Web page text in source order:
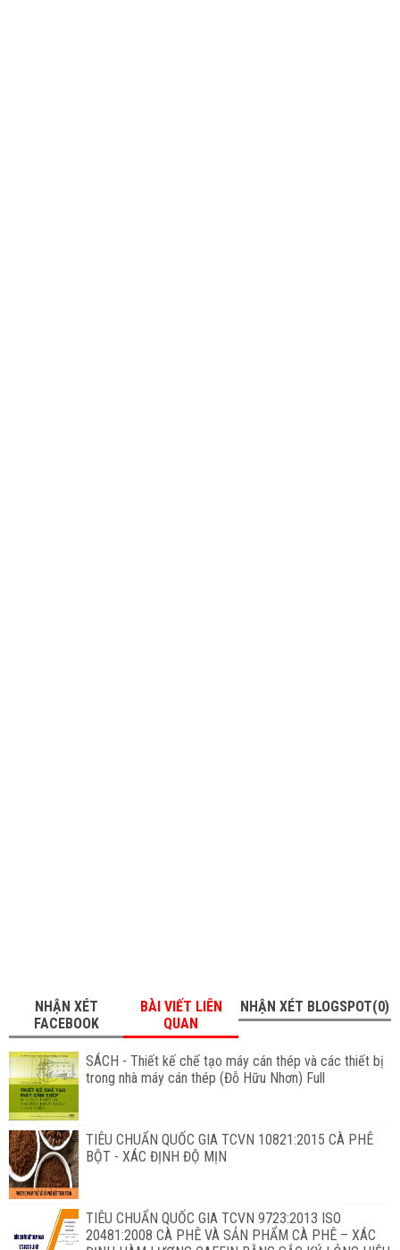
NHẬN XÉT
FACEBOOK
BÀI VIẾT LIÊN
QUAN
NHẬN XÉT BLOGSPOT(0)
SÁCH - Thiết kế chế tạo máy cán thép và các thiết bị
trong nhà máy cán thép (Đỗ Hữu Nhơn) Full
TIÊU CHUẨN QUỐC GIA TCVN 10821:2015 CÀ PHÊ
BỘT - XÁC ĐỊNH ĐỘ MỊN
TIÊU CHUẨN QUỐC GIA TCVN 9723:2013 ISO
20481:2008 CÀ PHÊ VÀ SẢN PHẨM CÀ PHÊ – XÁC